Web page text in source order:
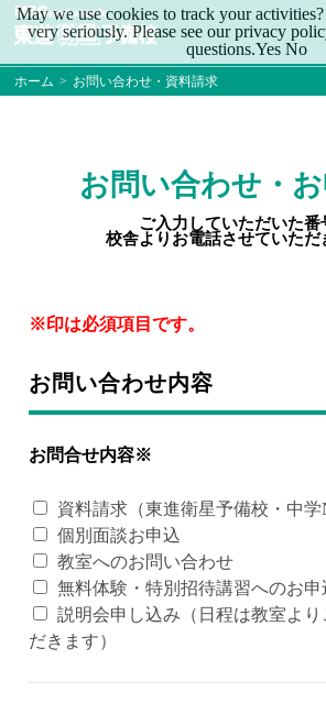
ホーム > お問い合わせ・資料請求
お問い合わせ・
ご入力していただいた番
校舎よりお電話させていただ
※印は必須項目です。
お問い合わせ内容
お問合せ内容※
資料請求（東進衛星予備校・中学
個別面談お申込
教室へのお問い合わせ
無料体験・特別招待講習へのお申
説明会申し込み（日程は教室よ
だきます）
May we use cookies to track your
very seriously. Please see our privacy
questions.Yes No